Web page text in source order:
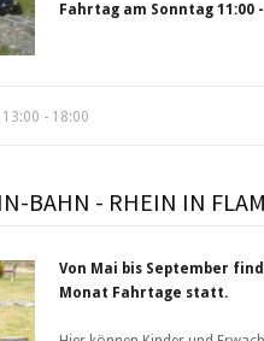
Fahrtag am Sonntag 11:00
13:00 - 18:00
BAHN - RHEIN IN
Von Mai bis September
Monat Fahrtage statt.